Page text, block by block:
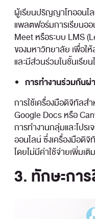
ผู้เรียนปริญญาโทออนไ
แพลตฟอร์มการเรียนอ
Meet หรือระบบ LMS
ของมหาวิทยาลัย เพื่อให้
และมีส่วนร่วมในชั้นเรีย
การทำงานร่วมกัน
การใช้เครื่องมือดิจิทัลส
Google Docs หรือ
การทำงานกลุ่มและโปร
ออนไลน์ ซึ่งเครื่องมือดิจิ
โดยไม่มีค่าใช้จ่ายเพิ่มเติม
3. ทักษะกา